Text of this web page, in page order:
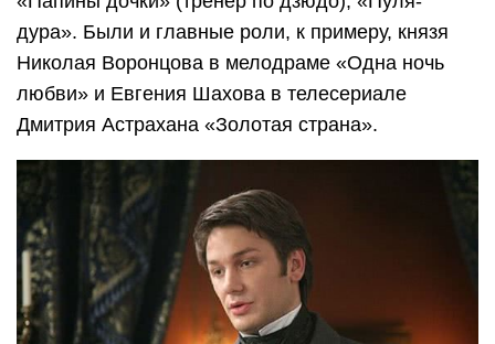
дура». Были и главные роли, к примеру, князя
Николая Воронцова в мелодраме «Одна ночь
любви» и Евгения Шахова в телесериале
Дмитрия Астрахана «Золотая страна».